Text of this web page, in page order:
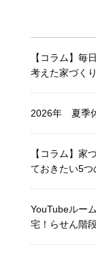
【コラム】毎
考えた家づくり
2026年 夏季
【コラム】家
ておきたい5つ
YouTubeルー
宅！らせん階